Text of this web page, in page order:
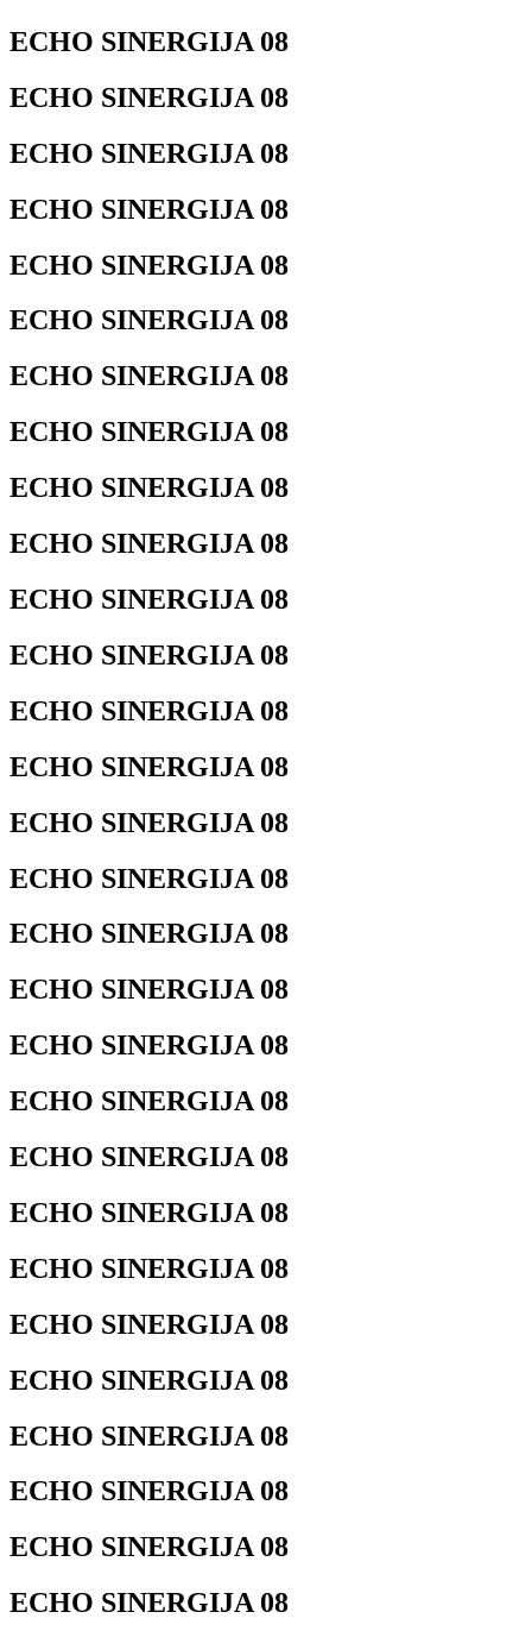
ECHO SINERGIJA 08
ECHO SINERGIJA 08
ECHO SINERGIJA 08
ECHO SINERGIJA 08
ECHO SINERGIJA 08
ECHO SINERGIJA 08
ECHO SINERGIJA 08
ECHO SINERGIJA 08
ECHO SINERGIJA 08
ECHO SINERGIJA 08
ECHO SINERGIJA 08
ECHO SINERGIJA 08
ECHO SINERGIJA 08
ECHO SINERGIJA 08
ECHO SINERGIJA 08
ECHO SINERGIJA 08
ECHO SINERGIJA 08
ECHO SINERGIJA 08
ECHO SINERGIJA 08
ECHO SINERGIJA 08
ECHO SINERGIJA 08
ECHO SINERGIJA 08
ECHO SINERGIJA 08
ECHO SINERGIJA 08
ECHO SINERGIJA 08
ECHO SINERGIJA 08
ECHO SINERGIJA 08
ECHO SINERGIJA 08
ECHO SINERGIJA 08